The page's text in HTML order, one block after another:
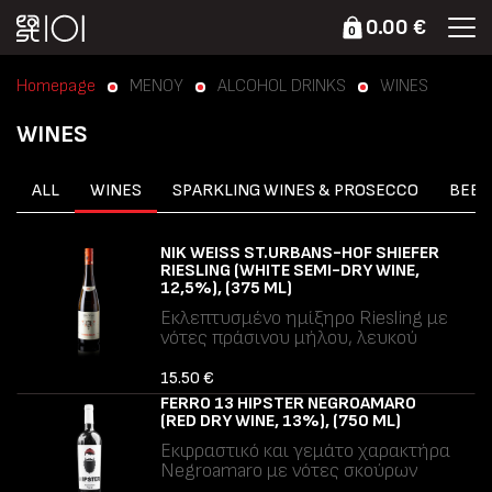
0 0.00 €
Homepage ΜΕΝΟΥ ALCOHOL DRINKS WINES
WINES
ALL WINES SPARKLING WINES & PROSECCO BEER
NIK WEISS ST.URBANS-HOF SHIEFER
RIESLING (WHITE SEMI-DRY WINE,
12,5%), (375 ML)
Εκλεπτυσμένο ημίξηρο Riesling με
νότες πράσινου μήλου, λευκού
Ισορροπημένη γλυκύτητα, ζωηρή
οξύτητα και διακριτό ορυκτό
τελείωμα.
Αλλεργιογόνα: Θειώδη.
15.50 €
FERRO 13 HIPSTER NEGROAMARO
(RED DRY WINE, 13%), (750 ML)
Εκφραστικό και γεμάτο χαρακτήρα
Negroamaro με νότες σκούρων